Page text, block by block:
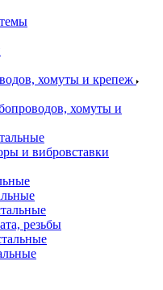
хомуты и крепеж
хомуты и
и вибровставки
резьбы